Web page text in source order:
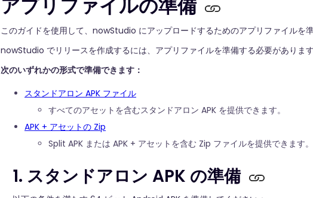
アプリファイルの準備
このガイドを使用して、nowStudio にアップロードするためのアプリファイルを準
nowStudio でリリースを作成するには、アプリファイルを準備する必要があります
次のいずれかの形式で準備できます：
スタンドアロン APK ファイル
すべてのアセットを含むスタンドアロン APK を提供できます。
APK + アセットの Zip
Split APK または APK + アセットを含む Zip ファイルを提供できます。
1. スタンドアロン APK の準備